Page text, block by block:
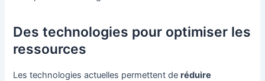
Des technologies pour optimiser les
ressources
Les technologies actuelles permettent deréduire